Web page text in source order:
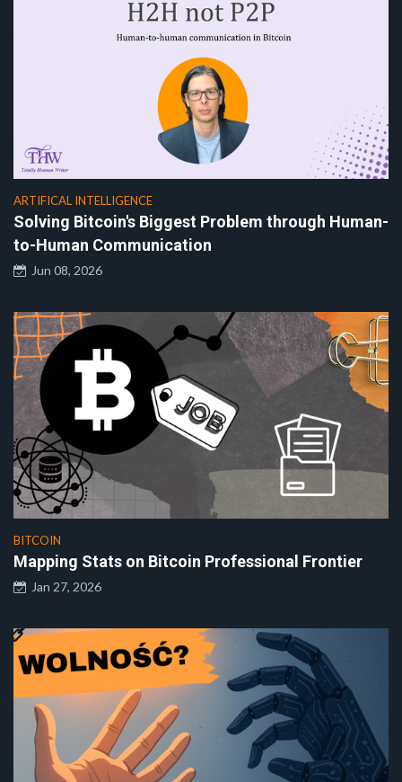
ARTIFICAL INTELLIGENCE
Solving Bitcoin's Biggest Problem through Human-
to-Human Communication
Jun 08, 2026
BITCOIN
Mapping Stats on Bitcoin Professional Frontier
Jan 27, 2026